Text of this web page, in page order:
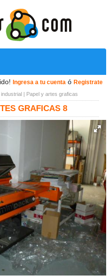
Ingresa a tu cuenta ó Registrate
industrial | Papel y artes graficas
GRAFICAS 8